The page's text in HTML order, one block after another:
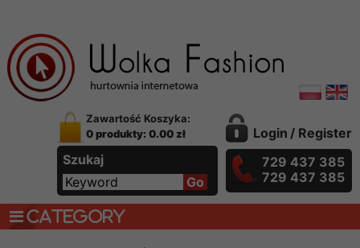
Zawartość Koszyka:
0 produkty: 0.00 zł
Szukaj
Login / Register
729 437 385
729 437 385
CATEGORY